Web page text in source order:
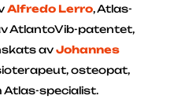
Alfredo Lerro, Atlas-
AtlantoVib-patentet,
avJohannes
osteopat,
specialist.